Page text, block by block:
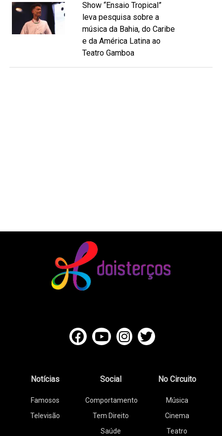
Show “Ensaio Tropical”
leva pesquisa sobre a
música da Bahia, do Caribe
e da América Latina ao
Teatro Gamboa
Notícias
Famosos
Televisão
Social
Comportamento
Tem Direito
Saúde
No Circuito
Música
Cinema
Teatro